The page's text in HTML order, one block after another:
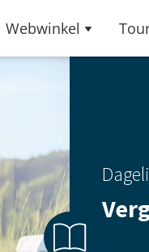
Webwinkel